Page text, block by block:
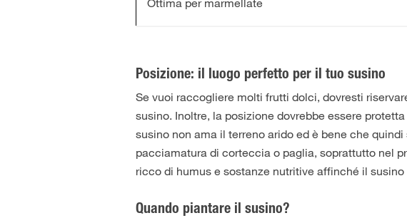
Posizione: il luogo perfetto per il tuo susino
Se vuoi raccogliere molti frutti dolci, dovresti
susino. Inoltre, la posizione dovrebbe essere
susino non ama il terreno arido ed è bene che
pacciamatura di corteccia o paglia, soprattutto nel
ricco di humus e sostanze nutritive affinché il susino
Quando piantare il susino?